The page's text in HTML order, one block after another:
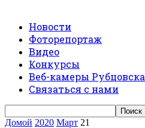
Новости
Фоторепортаж
Видео
Конкурсы
Веб-камеры Рубцовска
Связаться с нами
Домой 2020 Март 21